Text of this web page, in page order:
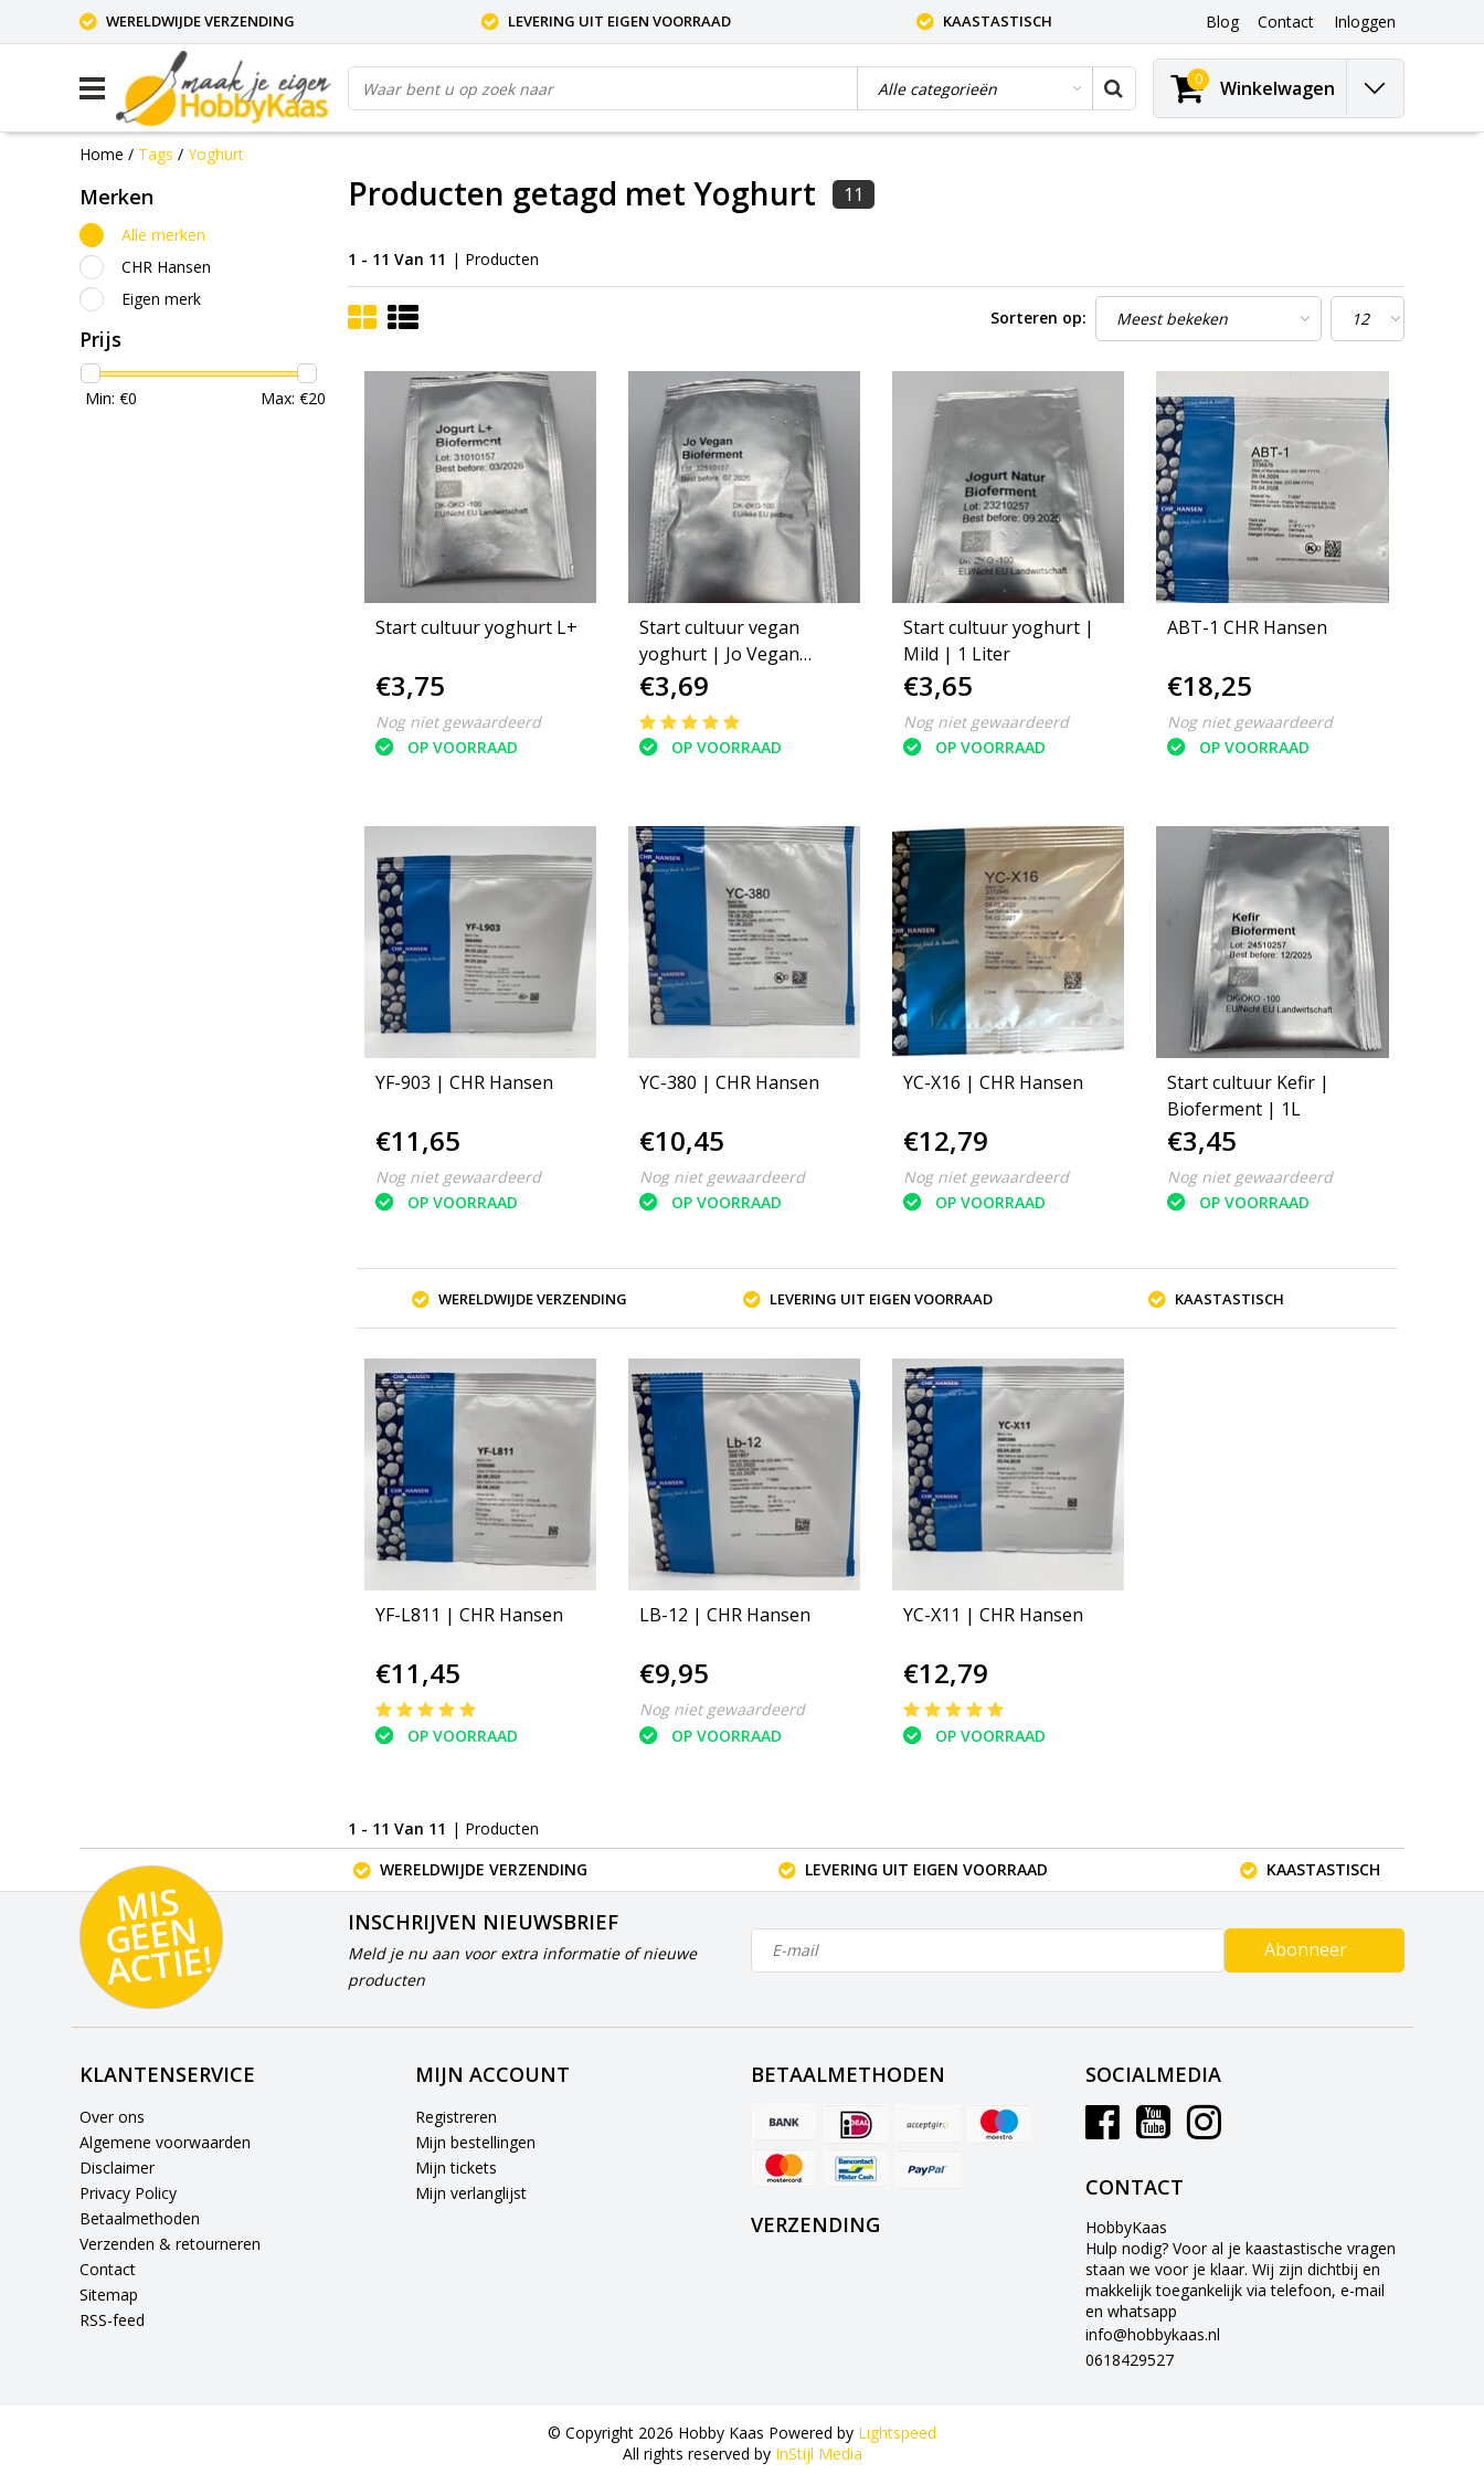
WERELDWIJDE VERZENDING LEVERING UIT EIGEN VOORRAAD KAASTASTISCH Blog Contact Inloggen
0 Winkelwagen
Home / Tags / Yoghurt
Merken
Alle merken
CHR Hansen
Eigen merk
Prijs
Min: €0 Max: €20
Producten getagd met Yoghurt 11
1 - 11 Van 11 | Producten
Sorteren op:
Start cultuur yoghurt L+
€3,75
Nog niet gewaardeerd
OP VOORRAAD
Start cultuur vegan
yoghurt | Jo Vegan
Bioferment
€3,69
OP VOORRAAD
Start cultuur yoghurt |
Mild | 1 Liter
€3,65
Nog niet gewaardeerd
OP VOORRAAD
ABT-1 CHR Hansen
€18,25
Nog niet gewaardeerd
OP VOORRAAD
YF-903 | CHR Hansen
€11,65
Nog niet gewaardeerd
OP VOORRAAD
YC-380 | CHR Hansen
€10,45
Nog niet gewaardeerd
OP VOORRAAD
YC-X16 | CHR Hansen
€12,79
Nog niet gewaardeerd
OP VOORRAAD
Start cultuur Kefir |
Bioferment | 1L
€3,45
Nog niet gewaardeerd
OP VOORRAAD
WERELDWIJDE VERZENDING LEVERING UIT EIGEN VOORRAAD KAASTASTISCH
YF-L811 | CHR Hansen
€11,45
OP VOORRAAD
LB-12 | CHR Hansen
€9,95
Nog niet gewaardeerd
OP VOORRAAD
YC-X11 | CHR Hansen
€12,79
OP VOORRAAD
1 - 11 Van 11 | Producten
WERELDWIJDE VERZENDING
LEVERING UIT EIGEN VOORRAAD KAASTASTISCH
MI
S
G
E
E
N
A
C
TI
E!
INSCHRIJVEN NIEUWSBRIEF
Meld je nu aan voor extra informatie of nieuwe
producten
Abonneer
KLANTENSERVICE
Over ons
Algemene voorwaarden
Disclaimer
Privacy Policy
Betaalmethoden
Verzenden & retourneren
Contact
Sitemap
RSS-feed
MIJN ACCOUNT
Registreren
Mijn bestellingen
Mijn tickets
Mijn verlanglijst
BETAALMETHODEN
VERZENDING
SOCIALMEDIA
CONTACT
HobbyKaas
Hulp nodig? Voor al je kaastastische vragen
staan we voor je klaar. Wij zijn dichtbij en
makkelijk toegankelijk via telefoon, e-mail
en whatsapp
info@hobbykaas.nl
0618429527
© Copyright 2026 Hobby Kaas Powered by Lightspeed
All rights reserved by InStijl Media